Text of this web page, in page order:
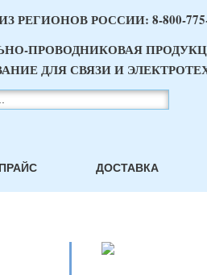
РЕГИОНОВ РОССИИ: 8-800-
ПРОВОДНИКОВАЯ
ДЛЯ СВЯЗИ И
ПРАЙС ДОСТАВКА